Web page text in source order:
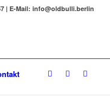
| E-Mail: info@oldbulli.berlin